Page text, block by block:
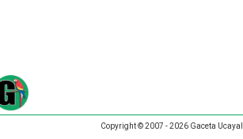
Copyright © 2007 - 2026 Gaceta